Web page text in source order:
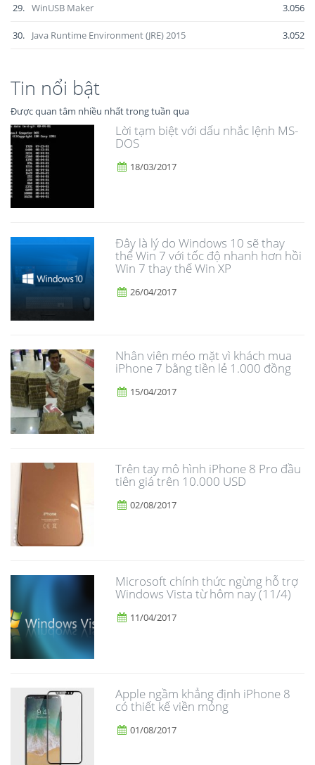
29. WinUSB Maker 3.056
30. Java Runtime Environment (JRE) 2015 3.052
Tin nổi bật
Được quan tâm nhiều nhất trong tuần qua
Lời tạm biệt với dấu nhắc lệnh MS-
DOS
18/03/2017
Đây là lý do Windows 10 sẽ thay
thế Win 7 với tốc độ nhanh hơn hồi
Win 7 thay thế Win XP
26/04/2017
Nhân viên méo mặt vì khách mua
iPhone 7 bằng tiền lẻ 1.000 đồng
15/04/2017
Trên tay mô hình iPhone 8 Pro đầu
tiên giá trên 10.000 USD
02/08/2017
Microsoft chính thức ngừng hỗ trợ
Windows Vista từ hôm nay (11/4)
11/04/2017
Apple ngầm khẳng định iPhone 8
có thiết kế viền mỏng
01/08/2017